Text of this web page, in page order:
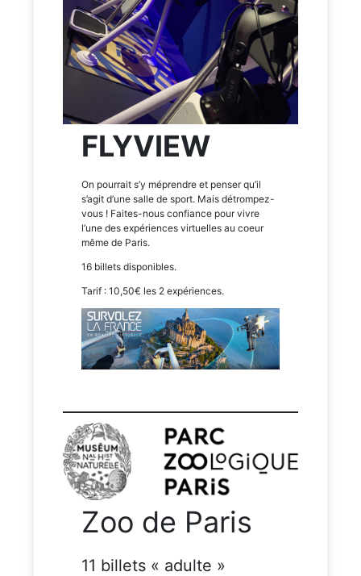
FLYVIEW
On pourrait s’y méprendre et penser qu’il
s’agit d’une salle de sport. Mais détrompez-
vous ! Faites-nous confiance pour vivre
l’une des expériences virtuelles au coeur
même de Paris.
16 billets disponibles.
Tarif : 10,50€ les 2 expériences.
Zoo de Paris
11 billets « adulte »